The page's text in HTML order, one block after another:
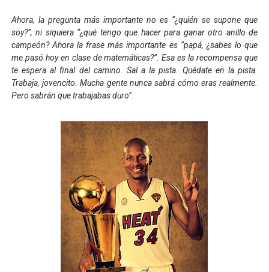
Ahora, la pregunta más importante no es “¿quién se supone que
soy?”, ni siquiera “¿qué tengo que hacer para ganar otro anillo de
campeón? Ahora la frase más importante es “papá, ¿sabes lo que
me pasó hoy en clase de matemáticas?”. Esa es la recompensa que
te espera al final del camino. Sal a la pista. Quédate en la pista.
Trabaja, jovencito. Mucha gente nunca sabrá cómo eras realmente.
Pero sabrán que trabajabas duro”.